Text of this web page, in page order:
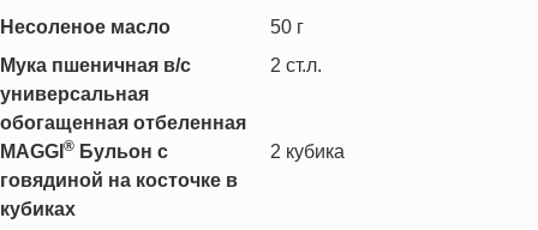
Несоленое масло
50 г
Мука пшеничная в/с
универсальная
обогащенная отбеленная
2 ст.л.
MAGGI ® Бульон c
говядиной на косточке в
кубиках
2 кубика